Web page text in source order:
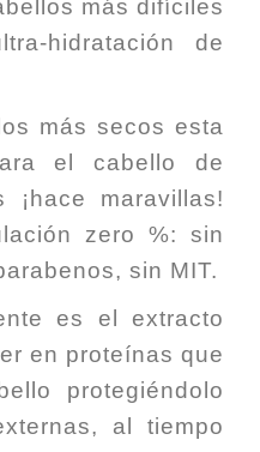
más difíciles
hidratación de
más secos esta
el cabello de
¡hace maravillas!
zero %: sin
sin MIT.
es el extracto
en proteínas que
protegiéndolo
al tiempo